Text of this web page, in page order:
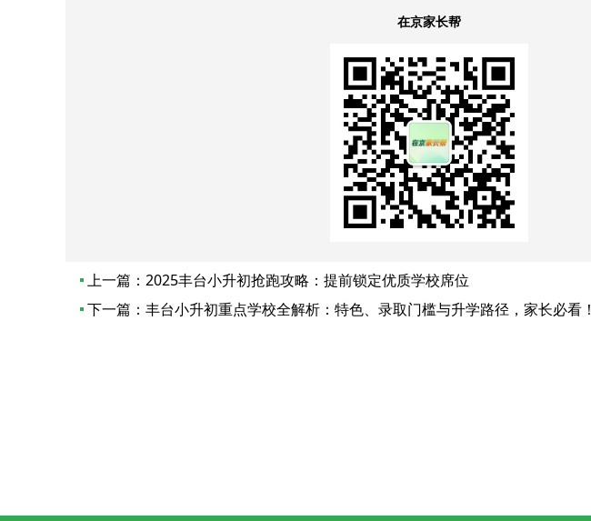
在京家长帮
上一篇： 2025丰台小升初抢跑攻略：提前锁定优质学校席位
下一篇： 丰台小升初重点学校全解析：特色、录取门槛与升学路径，家长必看！